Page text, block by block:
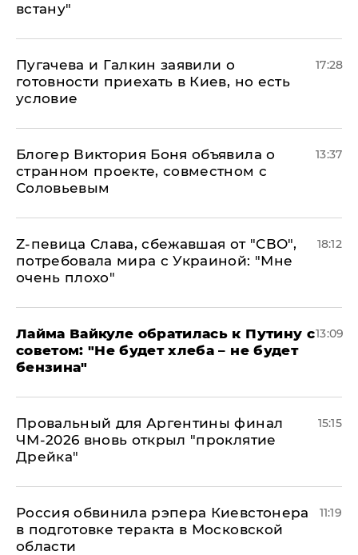
встану"
Пугачева и Галкин заявили о
готовности приехать в Киев, но есть
условие
17:28
Блогер Виктория Боня объявила о
странном проекте, совместном с
Соловьевым
13:37
Z-певица Слава, сбежавшая от "СВО",
потребовала мира с Украиной: "Мне
очень плохо"
18:12
Лайма Вайкуле обратилась к Путину с
советом: "Не будет хлеба – не будет
бензина"
13:09
Провальный для Аргентины финал
ЧМ-2026 вновь открыл "проклятие
Дрейка"
15:15
Россия обвинила рэпера Киевстонера
в подготовке теракта в Московской
области
11:19